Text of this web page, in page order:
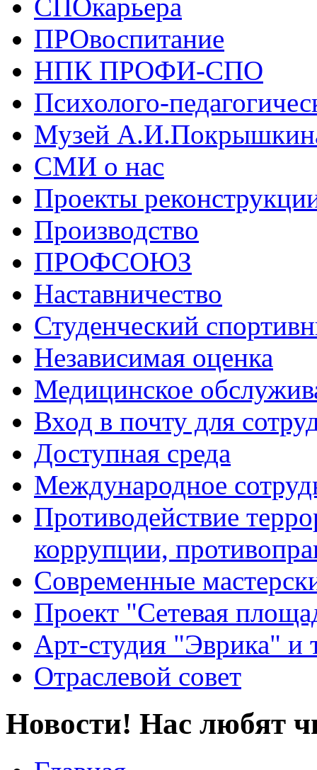
СПОкарьера
ПРОвоспитание
НПК ПРОФИ-СПО
Психолого-
Музей
СМИ о нас
Проекты
Производство
ПРОФСОЮЗ
Наставничество
Студенческий
Независимая оценка
Медицинское
Вход в почту для
Доступная среда
Международное
Противодействие
коррупции,
Современные
Проект "Сетевая
Арт-студия "Эврика" и
Отраслевой совет
Новости! Нас любят